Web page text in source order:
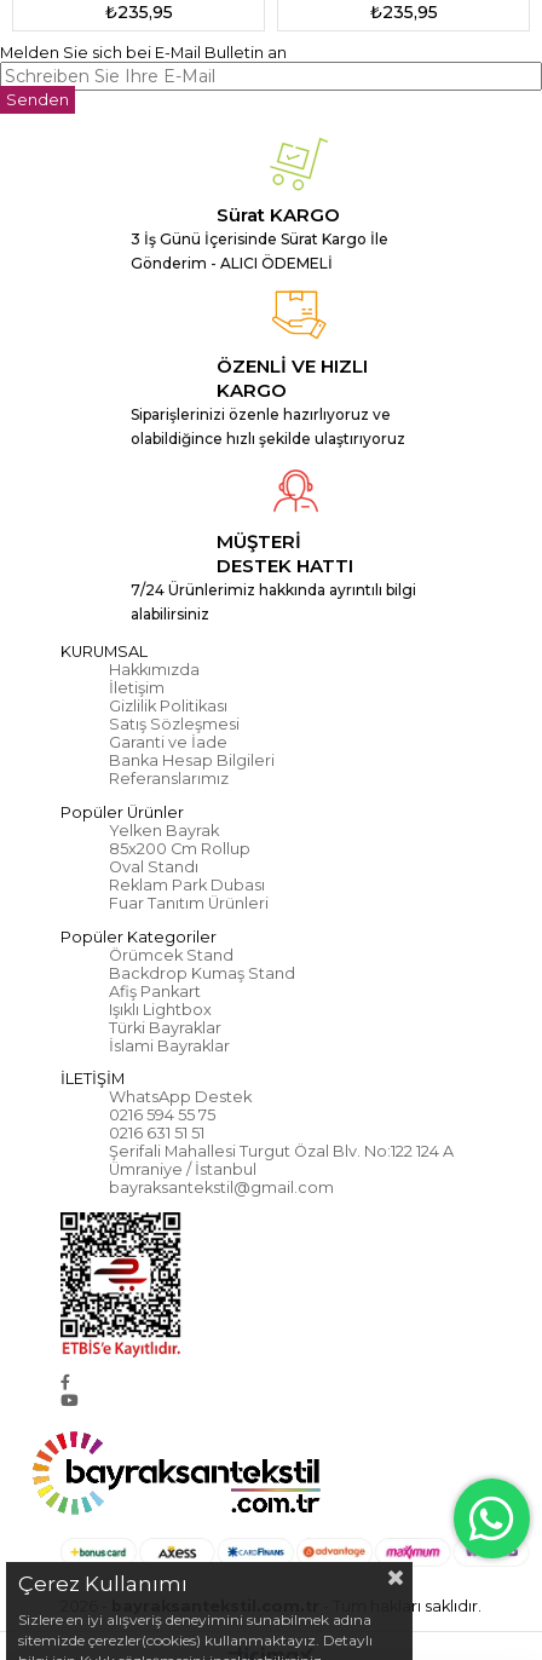
₺235,95 ₺235,95
Melden Sie sich bei E-Mail Bulletin an
Senden
Sürat KARGO
3 İş Günü İçerisinde Sürat Kargo İle
Gönderim - ALICI ÖDEMELİ
ÖZENLİ VE HIZLI
KARGO
Siparişlerinizi özenle hazırlıyoruz ve
olabildiğince hızlı şekilde ulaştırıyoruz
MÜŞTERİ
DESTEK HATTI
7/24 Ürünlerimiz hakkında ayrıntılı bilgi
alabilirsiniz
KURUMSAL
Hakkımızda
İletişim
Gizlilik Politikası
Satış Sözleşmesi
Garanti ve İade
Banka Hesap Bilgileri
Referanslarımız
Popüler Ürünler
Yelken Bayrak
85x200 Cm Rollup
Oval Standı
Reklam Park Dubası
Fuar Tanıtım Ürünleri
Popüler Kategoriler
Örümcek Stand
Backdrop Kumaş Stand
Afiş Pankart
Işıklı Lightbox
Türki Bayraklar
İslami Bayraklar
İLETİŞİM
WhatsApp Destek
0216 594 55 75
0216 631 51 51
Şerifali Mahallesi Turgut Özal Blv. No:122 124 A
Ümraniye / İstanbul
bayraksantekstil@gmail.com
- Tüm hakları saklıdır.
Çerez Kullanımı
Sizlere en iyi alışveriş deneyimini sunabilmek adına
sitemizde çerezler(cookies) kullanmaktayız. Detaylı